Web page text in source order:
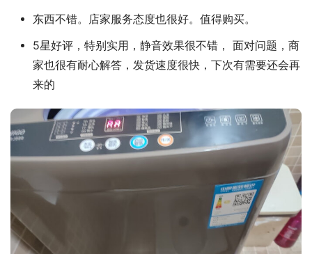
东西不错。店家服务态度也很好。值得购买。
5星好评，特别实用，静音效果很不错， 面对问题，商
家也很有耐心解答，发货速度很快，下次有需要还会再
来的